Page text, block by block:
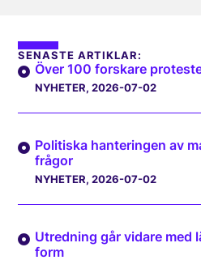
SENASTE ARTIKLAR:
Över 100 forskare
NYHETER, 2026-07-02
Politiska hanteringen av
frågor
NYHETER, 2026-07-02
Utredning går vidare med
form